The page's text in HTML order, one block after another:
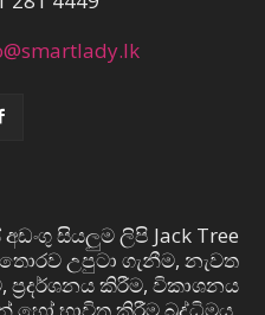
සියලුම ලිපි Jack Tree
උපුටා ගැනීම, නැවත
ප්‍රදර්ශනය කිරීම, විකාශනය